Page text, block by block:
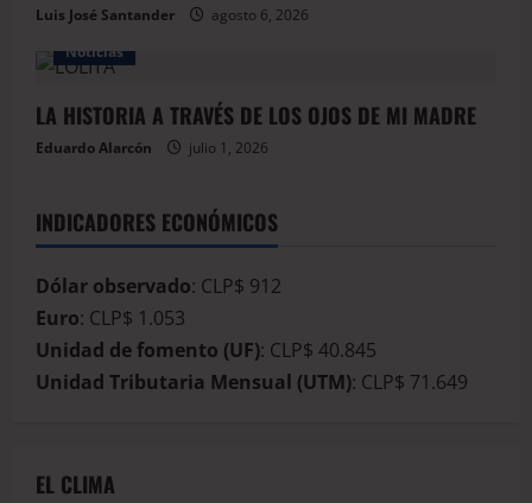
Luis José Santander
agosto 6, 2026
Noticias
LA HISTORIA A TRAVÉS DE LOS OJOS DE MI MADRE
Eduardo Alarcón julio 1, 2026
INDICADORES ECONÓMICOS
Dólar observado: CLP$ 912
Euro: CLP$ 1.053
Unidad de fomento (UF): CLP$ 40.845
Unidad Tributaria Mensual (UTM): CLP$ 71.649
EL CLIMA